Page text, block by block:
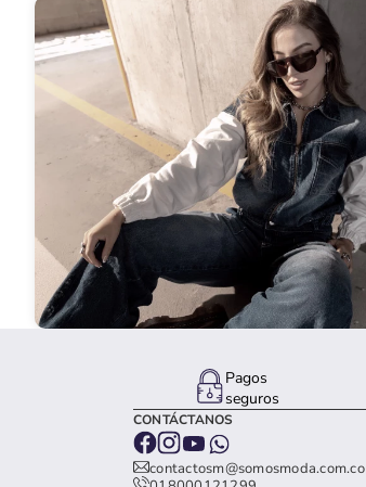
Pagos
seguros
CONTÁCTANOS
contactosm@somosmoda.com.co